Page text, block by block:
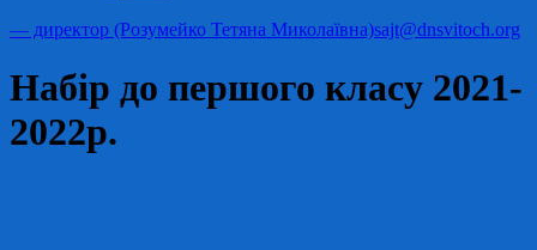
— директор (Розумейко Тетяна Миколаївна)sajt@dnsvitoch.org
Набір до першого класу 2021-
2022р.